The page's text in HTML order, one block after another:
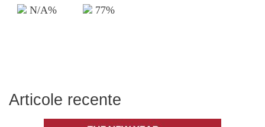
N/A%
77%
Articole recente